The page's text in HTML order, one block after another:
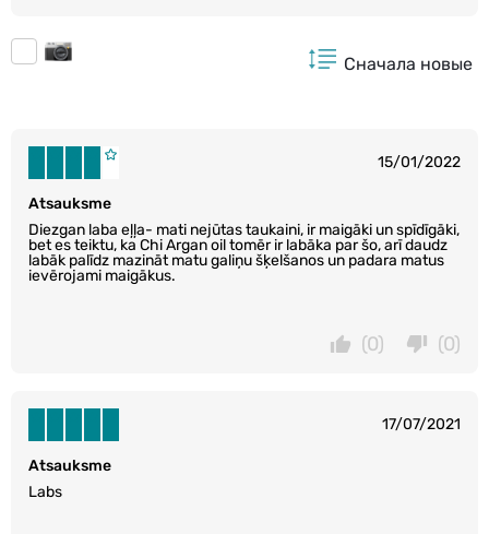
Сначала новые
15/01/2022
Atsauksme
Diezgan laba eļļa- mati nejūtas taukaini, ir maigāki un spīdīgāki,
bet es teiktu, ka Chi Argan oil tomēr ir labāka par šo, arī daudz
labāk palīdz mazināt matu galiņu šķelšanos un padara matus
ievērojami maigākus.
(0)
(0)
17/07/2021
Atsauksme
Labs